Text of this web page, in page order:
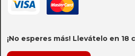
¡No esperes más! Llevátelo en 18